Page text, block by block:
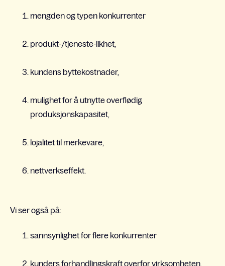
mengden og typen konkurrenter
produkt-/tjeneste-likhet,
kundens byttekostnader,
mulighet for å utnytte overflødig
produksjonskapasitet,
lojalitet til merkevare,
nettverkseffekt.
Vi ser også på:
sannsynlighet for flere konkurrenter
kunders forhandlingskraft overfor virksomheten,